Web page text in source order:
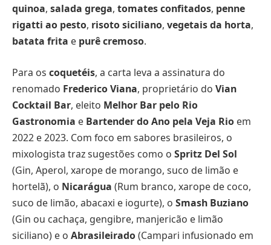
quinoa, salada grega, tomates confitados, penne
rigatti ao pesto, risoto siciliano, vegetais da horta,
batata frita e purê cremoso.
Para os coquetéis, a carta leva a assinatura do
renomado Frederico Viana, proprietário do Vian
Cocktail Bar, eleito Melhor Bar pelo Rio
Gastronomia e Bartender do Ano pela Veja Rio em
2022 e 2023. Com foco em sabores brasileiros, o
mixologista traz sugestões como o Spritz Del Sol
(Gin, Aperol, xarope de morango, suco de limão e
hortelã), o Nicarágua (Rum branco, xarope de coco,
suco de limão, abacaxi e iogurte), o Smash Buziano
(Gin ou cachaça, gengibre, manjericão e limão
siciliano) e o Abrasileirado(Campari infusionado em